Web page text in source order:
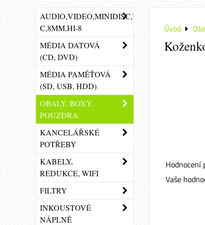
Úvod
Hodnocení
Vaše
AUDIO,VIDEO,MINIDISC,VHS-
C,8MM,HI-8
MÉDIA DATOVÁ
(CD, DVD)
MÉDIA PAMĚŤOVÁ
(SD, USB, HDD)
OBALY, BOXY,
POUZDRA
KANCELÁŘSKÉ
POTŘEBY
KABELY,
REDUKCE, WIFI
FILTRY
INKOUSTOVÉ
NÁPLNĚ